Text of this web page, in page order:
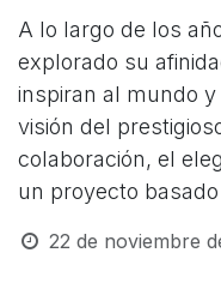
A lo largo de los
explorado su
inspiran al mundo
visión del
colaboración, el
un proyecto
22 de noviembre